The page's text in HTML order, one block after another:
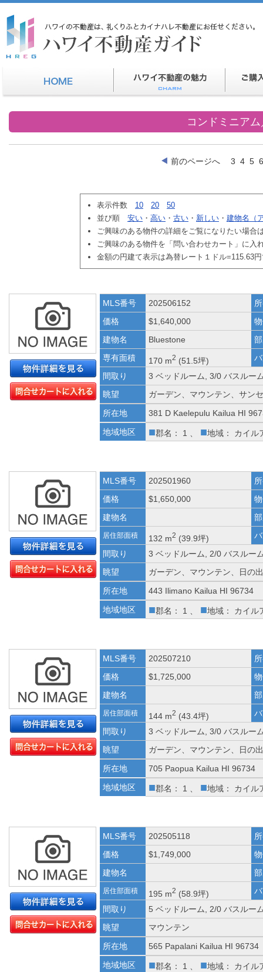
コンドミニア
前のページへ 3 4 5 6
表示件数 10 20
50
並び順 安い ・ 高い ・ 古い ・ 新しい ・ 建物名（
ご興味のある物件の詳細をご覧になりたい場合
ご興味のある物件を「問い合わせカート」に入
金額の円建て表示は為替レート１ドル=115.63
MLS番号 202506152
価格
$1,640,000
建物名
Bluestone
専有面積
170 m2 (51.5坪)
間取り
3 ベッドルーム, 3/0 バスルー
眺望
ガーデン、マウンテン、サン
所在地
381 D Kaelepulu Kailua HI
地域地区
■郡名： 1 、 ■地域： カイル
MLS番号 202501960
価格
$1,650,000
建物名
居住部面積 132 m2 (39.9坪)
間取り
3 ベッドルーム, 2/0 バスルー
眺望
ガーデン、マウンテン、日の
所在地
443 Ilimano Kailua HI 96734
地域地区
■郡名： 1 、 ■地域： カイル
MLS番号 202507210
価格
$1,725,000
建物名
居住部面積 144 m2 (43.4坪)
間取り
3 ベッドルーム, 3/0 バスルー
眺望
ガーデン、マウンテン、日の
所在地
705 Paopua Kailua HI 96734
地域地区
■郡名： 1 、 ■地域： カイル
MLS番号 202505118
価格
$1,749,000
建物名
居住部面積 195 m2 (58.9坪)
間取り
5 ベッドルーム, 2/0 バスルー
眺望
マウンテン
所在地
565 Papalani Kailua HI 96734
地域地区
■郡名： 1 、 ■地域： カイル